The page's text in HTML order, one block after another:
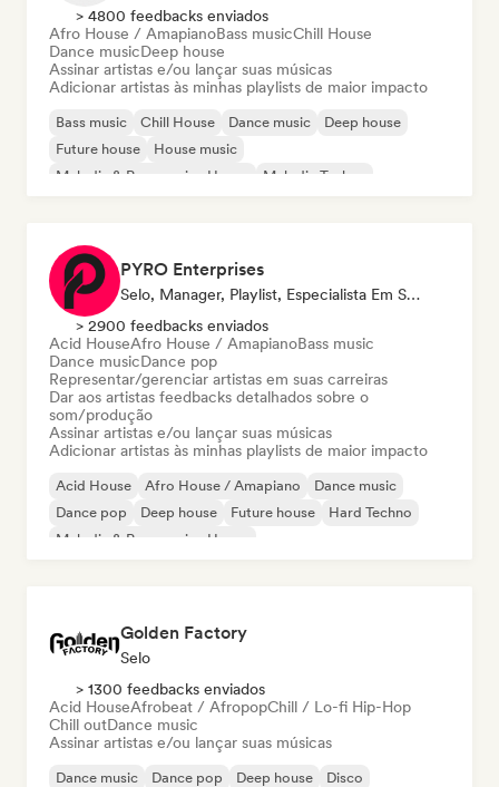
> 4800 feedbacks enviados
Afro House / AmapianoBass musicChill House
Dance musicDeep house
Assinar artistas e/ou lançar suas músicas
Adicionar artistas às minhas playlists de maior impacto
Bass music Chill House Dance music
Deep house
Future house
House music
Melodic & Progressive House
Melodic Techno
PYRO Enterprises
Selo, Manager, Playlist, Especialista Em Som
> 2900 feedbacks enviados
Acid HouseAfro House / AmapianoBass music
Dance musicDance pop
Representar/gerenciar artistas em suas carreiras
Dar aos artistas feedbacks detalhados sobre o
som/produção
Assinar artistas e/ou lançar suas músicas
Adicionar artistas às minhas playlists de maior impacto
Acid House Afro House / Amapiano
Dance music
Dance pop
Deep house Future house
Hard Techno
Melodic & Progressive House
Golden Factory
Selo
> 1300 feedbacks enviados
Acid HouseAfrobeat / AfropopChill / Lo-fi Hip-Hop
Chill outDance music
Assinar artistas e/ou lançar suas músicas
Dance music Dance pop Deep house
Disco